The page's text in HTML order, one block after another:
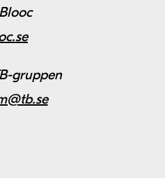
gruppen